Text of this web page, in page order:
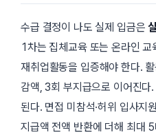
수급 결정이 나도 실제 입금은
1차는 집체교육 또는 온라인
재취업활동을 입증해야 한다.
감액, 3회 부지급으로 이어진
된다. 면접 미참석·허위 입사지
지급액 전액 반환에 더해 최대